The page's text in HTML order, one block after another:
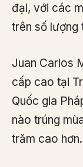
đại, với các
trên số lượng
Juan Carlos
cấp cao tại
Quốc gia
nào trúng
trăm cao hơn.